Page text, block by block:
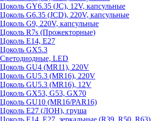
Цоколь GY6.35 (JC), 12V, капсульные
Цоколь G6.35 (JCD), 220V, капсульные
Цоколь G9, 220V, капсульные
Цоколь R7s (Прожекторные)
Цоколь E14, E27
Цоколь GX5.3
Светодиодные, LED
Цоколь GU4 (MR11), 220V
Цоколь GU5.3 (MR16), 220V
Цоколь GU5.3 (MR16), 12V
Цоколь GX53, G53, GX70
Цоколь GU10 (MR16/PAR16)
Цоколь Е27 (ЛОН), груша
Цоколь Е14, Е27, зеркальные (R39, R50, R63)